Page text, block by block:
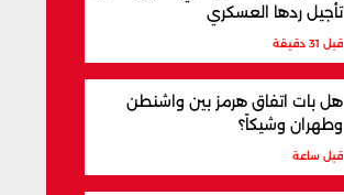
تأجيل ردها العسكري
قبل 31 دقيقة
هل بات اتفاق هرمز بين واشنطن
وطهران وشيكاً؟
قبل ساعة